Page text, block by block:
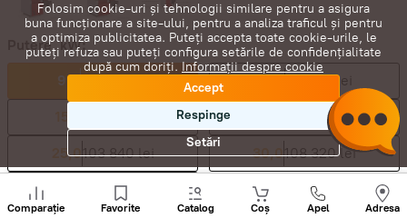
Putere, kW:
9,084 000 lei 12,086 860 lei
94 340 lei
25,0103 840 lei 30,0108 320 lei
124 300 lei
Comparație Favorite Catalog Coș Apel Adresa
Sunați
+
Folosim cookie-uri și tehnologii similare pentru a asigura
buna funcționare a site-ului, pentru a analiza traficul și pentru
a optimiza publicitatea. Puteți accepta toate cookie-urile, le
puteți refuza sau puteți configura setările de confidențialitate
după cum doriți.Informații despre cookie
Accept
Respinge
Setări